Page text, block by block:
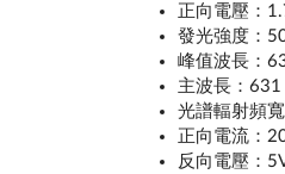
正向電壓：
發光強度：
峰值波長：
主波長：
光譜輻射頻
正向電流：
反向電壓：